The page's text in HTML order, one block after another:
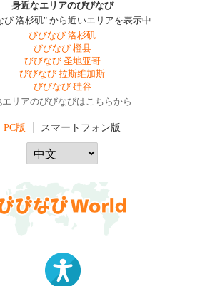
身近なエリアのびびなび
び 洛杉矶" から近いエリアを表示中
びびなび 洛杉矶
びびなび 橙县
びびなび 圣地亚哥
びびなび 拉斯维加斯
びびなび 硅谷
エリアのびびなびはこちらから
PC版 スマートフォン版